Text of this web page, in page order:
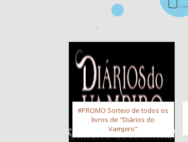
#PROMO Sorteio de todos os
livros de "Diários do
Vampiro"